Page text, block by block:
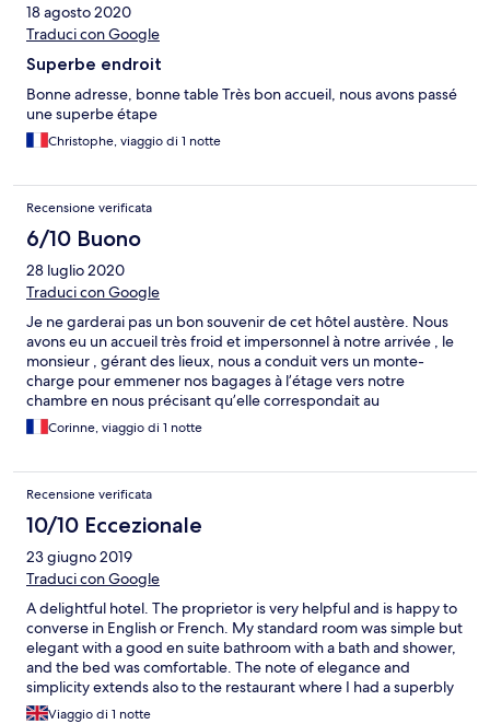
18 agosto 2020
Traduci con Google
Superbe endroit
Bonne adresse, bonne table Très bon accueil, nous avons passé
une superbe étape
Christophe, viaggio di 1 notte
Recensione verificata
6/10 Buono
28 luglio 2020
Traduci con Google
Je ne garderai pas un bon souvenir de cet hôtel austère. Nous
avons eu un accueil très froid et impersonnel à notre arrivée , le
monsieur , gérant des lieux, nous a conduit vers un monte-
charge pour emmener nos bagages à l’étage vers notre
chambre en nous précisant qu’elle correspondait au
surclassement demandé , la chambre était propre et bien
meublée, spacieuse, mais la fenêtre ne pouvait pas s’ouvrir sur la
ne nous a pas proposé d ´ouvrir la fenêtre ( à cause du COVID )
et il est parti fâché car je lui ai demandé de changer de
chambre! et lui ai fait quelques remarques . Heureusement le
lendemain nous avons apprécié le petit déjeuner copieux et
qualitatif et la gentillesse de la serveuse, servi dans un très joli
jardin avec de grands arbres. A notre départ nous avons
avons eu de belles informations sur le lieu, château chargé
d’histoire...
Corinne, viaggio di 1 notte
Recensione verificata
10/10 Eccezionale
23 giugno 2019
Traduci con Google
A delightful hotel. The proprietor is very helpful and is happy to
converse in English or French. My standard room was simple but
elegant with a good en suite bathroom with a bath and shower,
and the bed was comfortable. The note of elegance and
simplicity extends also to the restaurant where I had a superbly
cooked and presented meal. Breakfast was outstanding.
Viaggio di 1 notte